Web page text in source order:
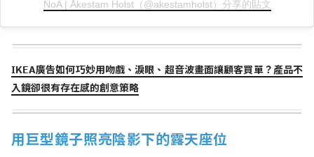
NoA | Åkestam Holst（@akestamholst）分享的貼文
IKEA廣告如何巧妙用吻戲、淚眼、超音波畫面讓顧客買單？產品不
入鏡卻很有存在感的創意策略
用巨型鏡子照亮陰影下的露天座位